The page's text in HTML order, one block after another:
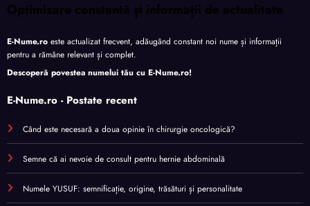
Optimizare constantă și informații de actualitate
E-Nume.ro este actualizat frecvent, adăugând constant noi nume și informații
pentru a rămâne relevant și complet.
Descoperă povestea numelui tău cu E-Nume.ro!
E-Nume.ro - Postate recent
Când este necesară a doua opinie în chirurgie oncologică?
Semne că ai nevoie de consult pentru hernie abdominală
Numele YUSUF: semnificație, origine, trăsături și personalitate